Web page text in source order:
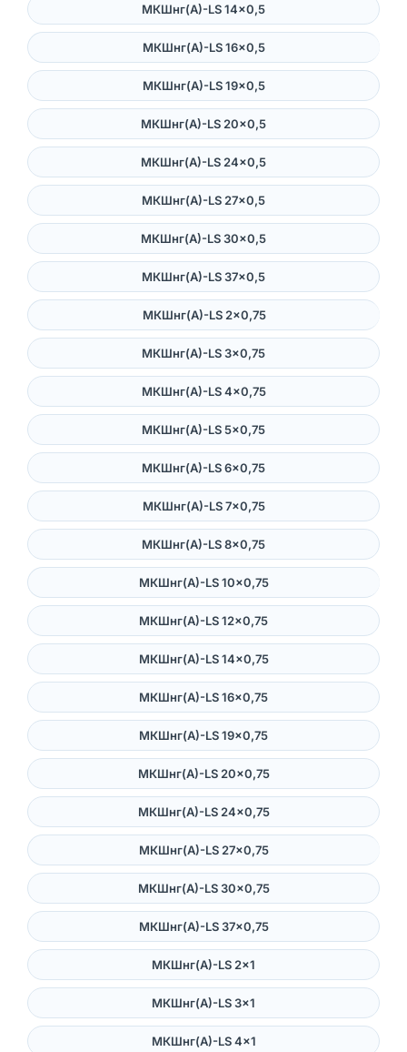
МКШнг(А)-LS 14×0,5
МКШнг(А)-LS 16×0,5
МКШнг(А)-LS 19×0,5
МКШнг(А)-LS 20×0,5
МКШнг(А)-LS 24×0,5
МКШнг(А)-LS 27×0,5
МКШнг(А)-LS 30×0,5
МКШнг(А)-LS 37×0,5
МКШнг(А)-LS 2×0,75
МКШнг(А)-LS 3×0,75
МКШнг(А)-LS 4×0,75
МКШнг(А)-LS 5×0,75
МКШнг(А)-LS 6×0,75
МКШнг(А)-LS 7×0,75
МКШнг(А)-LS 8×0,75
МКШнг(А)-LS 10×0,75
МКШнг(А)-LS 12×0,75
МКШнг(А)-LS 14×0,75
МКШнг(А)-LS 16×0,75
МКШнг(А)-LS 19×0,75
МКШнг(А)-LS 20×0,75
МКШнг(А)-LS 24×0,75
МКШнг(А)-LS 27×0,75
МКШнг(А)-LS 30×0,75
МКШнг(А)-LS 37×0,75
МКШнг(А)-LS 2×1
МКШнг(А)-LS 3×1
МКШнг(А)-LS 4×1